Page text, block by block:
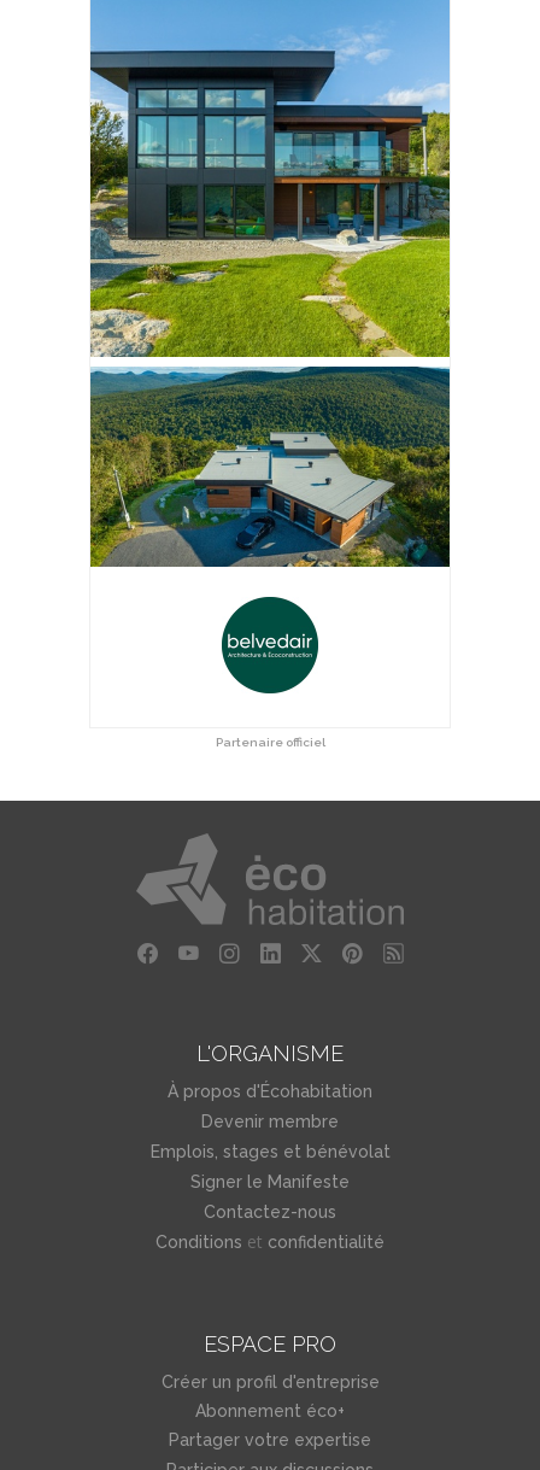
Partenaire officiel
L'ORGANISME
À propos d'Écohabitation
Devenir membre
Emplois, stages et bénévolat
Signer le Manifeste
Contactez-nous
Conditions et confidentialité
ESPACE PRO
Créer un profil d'entreprise
Abonnement éco+
Partager votre expertise